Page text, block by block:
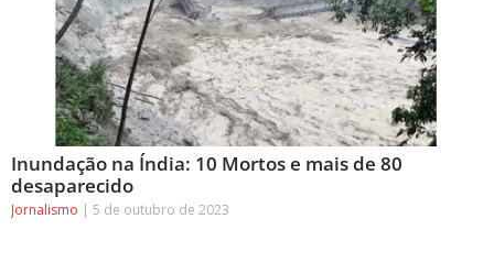
Inundação na Índia: 10 Mortos e mais de 80
desaparecido
Jornalismo 5 de outubro de 2023